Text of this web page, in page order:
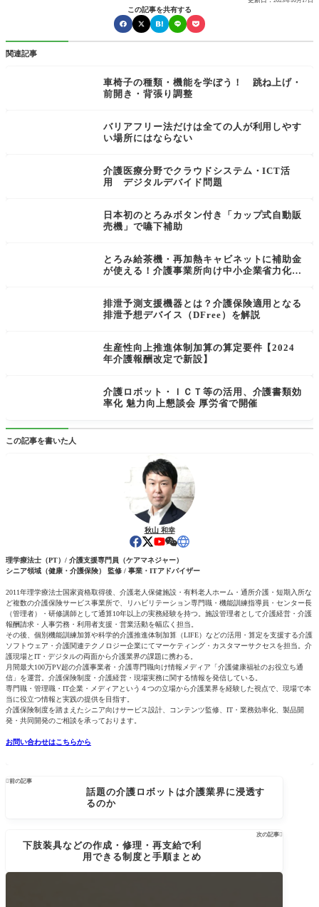
この記事を共有する
関連記事
車椅子の種類・機能を学ぼう！ 跳ね上げ・
前開き・背張り調整
バリアフリー法だけは全ての人が利用しやす
い場所にはならない
介護医療分野でクラウドシステム・ICT活
用 デジタルデバイド問題
日本初のとろみボタン付き「カップ式自動販
売機」で嚥下補助
とろみ給茶機・再加熱キャビネットに補助金
が使える！介護事業所向け中小企業省力化投
排泄予測支援機器とは？介護保険適用となる
排泄予想デバイス（DFree）を解説
生産性向上推進体制加算の算定要件【2024
年介護報酬改定で新設】
介護ロボット・ＩＣＴ等の活用、介護書類効
率化 魅力向上懇談会 厚労省で開催
この記事を書いた人
秋山 和幸
理学療法士（PT）/ 介護支援専門員（ケアマネジャー）
シニア領域（健康・介護保険） 監修 / 事業・ITアドバイザー
2011年理学療法士国家資格取得後、介護老人保健施設・有料老人ホーム・通所介護・短期入所な
ど複数の介護保険サービス事業所で、リハビリテーション専門職・機能訓練指導員・センター長
（管理者）・研修講師として通算10年以上の実務経験を持つ。施設管理者として介護経営・介護
報酬請求・人事労務・利用者支援・営業活動を幅広く担当。
その後、個別機能訓練加算や科学的介護推進体制加算（LIFE）などの活用・算定を支援する介護
ソフトウェア・介護関連テクノロジー企業にてマーケティング・カスタマーサクセスを担当。介
護現場とIT・デジタルの両面から介護業界の課題に携わる。
月間最大100万PV超の介護事業者・介護専門職向け情報メディア「介護健康福祉のお役立ち通
信」を運営。介護保険制度・介護経営・現場実務に関する情報を発信している。
専門職・管理職・IT企業・メディアという４つの立場から介護業界を経験した視点で、現場で本
当に役立つ情報と実践の提供を目指す。
介護保険制度を踏まえたシニア向けサービス設計、コンテンツ監修、IT・業務効率化、製品開
発・共同開発のご相談を承っております。
お問い合わせはこちらから
前の記事
話題の介護ロボットは介護業界に浸透す
るのか
次の記事
下肢装具などの作成・修理・再支給で利
用できる制度と手順まとめ